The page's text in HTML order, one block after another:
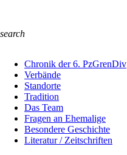
search
Chronik der 6. PzGrenDiv
Verbände
Standorte
Tradition
Das Team
Fragen an Ehemalige
Besondere Geschichte
Literatur / Zeitschriften